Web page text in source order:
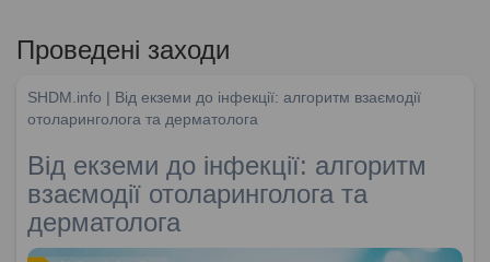
Проведені заходи
SHDM.info | Від екземи до інфекції: алгоритм взаємодії
отоларинголога та дерматолога
Від екземи до інфекції: алгоритм
взаємодії отоларинголога та
дерматолога